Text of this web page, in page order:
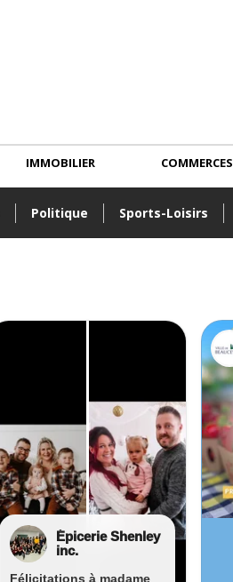
Politique Sports-Loisirs
IMMOBILIER COMMERCES